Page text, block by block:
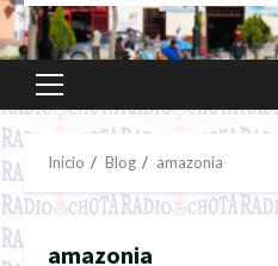
Menú
principal
Inicio Blog amazonia
amazonia